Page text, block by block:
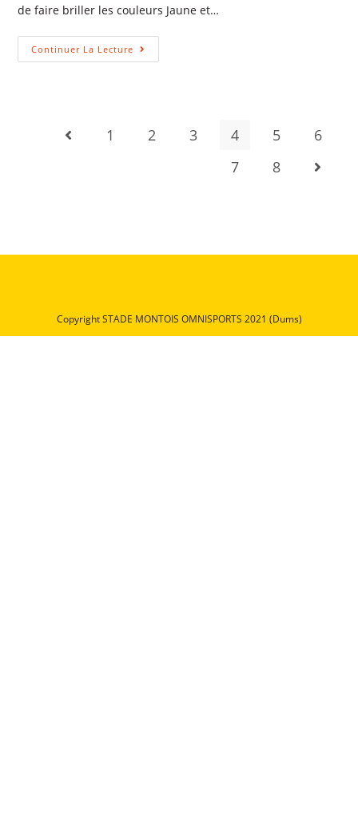
de faire briller les couleurs Jaune et…
Continuer La Lecture
1 2 3 4 5
6
7
8
Copyright STADE MONTOIS OMNISPORTS 2021 (Dums)